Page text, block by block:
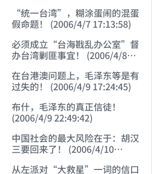
“统一台湾”，糊涂蛋闹的混蛋
假命题！ (2006/4/7 17:13:58)
必须成立“台海戡乱办公室”督
办台湾剿匪事宜！ (2006/4/8
在台港澳问题上，毛泽东等是有
过失的！ (2006/4/9 17:24:45)
布什，毛泽东的真正信徒！
(2006/4/9 22:49:42)
中国社会的最大风险在于：胡汉
三要回来了！ (2006/4/10
从左派对“大救星”一词的信口